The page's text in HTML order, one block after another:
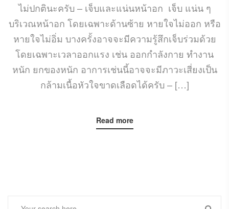
ไม่ปกตินะครับ – เจ็บและแน่นหน้าอก เจ็บ แน่น ๆ
บริเวณหน้าอก โดยเฉพาะด้านซ้าย หายใจไม่ออก หรือ
หายใจไม่อิ่ม บางครั้งอาจจะมีความรู้สึกเจ็บร่วมด้วย
โดยเฉพาะเวลาออกแรง เช่น ออกกำลังกาย ทำงาน
หนัก ยกของหนัก อาการเช่นนี้อาจจะมีภาวะเสี่ยงเป็น
กล้ามเนื้อหัวใจขาดเลือดได้ครับ – […]
Read more